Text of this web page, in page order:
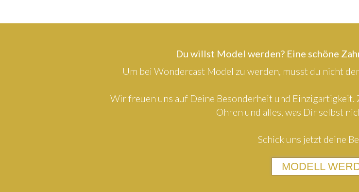
Du willst Model werden? Eine schöne
Um bei Wondercast Model zu werden, musst du nicht
Wir freuen uns auf Deine Besonderheit und Einzigartigkeit.
Ohren und alles, was Dir selbst
Schick uns jetzt deine
MODELL